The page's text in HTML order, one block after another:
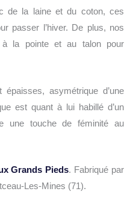
de la laine et du coton, ces
passer l’hiver. De plus, nos
à la pointe et au talon pour
asymétrique d’une
est quant à lui habillé d’un
une touche de féminité au
Grands Pieds. Fabriqué par
Les-Mines (71).